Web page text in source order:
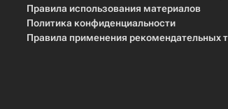
Правила использования материалов
Политика конфиденциальности
Правила применения рекомендательных